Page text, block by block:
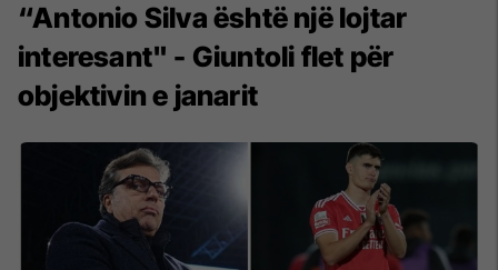
“Antonio Silva është një lojtar
interesant" - Giuntoli flet për
objektivin e janarit